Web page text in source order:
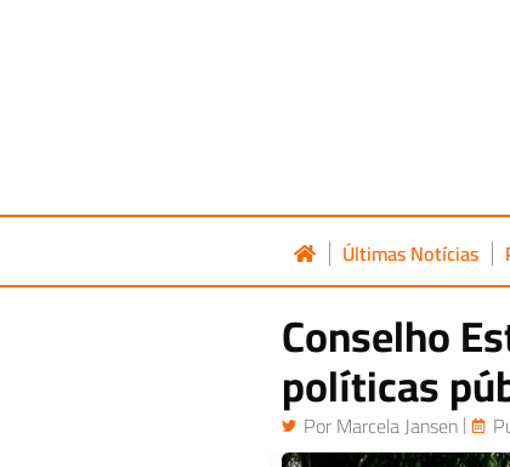
Últimas Notícias
Conselho
políticas
PorMarcela Jansen